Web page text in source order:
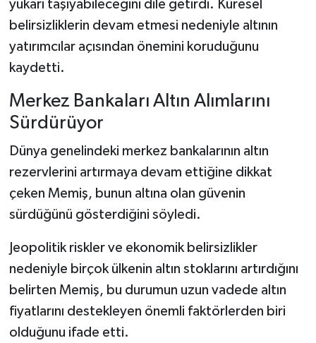
yukarı taşıyabileceğini dile getirdi. Küresel
belirsizliklerin devam etmesi nedeniyle altının
yatırımcılar açısından önemini koruduğunu
kaydetti.
Merkez Bankaları Altın Alımlarını
Sürdürüyor
Dünya genelindeki merkez bankalarının altın
rezervlerini artırmaya devam ettiğine dikkat
çeken Memiş, bunun altına olan güvenin
sürdüğünü gösterdiğini söyledi.
Jeopolitik riskler ve ekonomik belirsizlikler
nedeniyle birçok ülkenin altın stoklarını artırdığını
belirten Memiş, bu durumun uzun vadede altın
fiyatlarını destekleyen önemli faktörlerden biri
olduğunu ifade etti.